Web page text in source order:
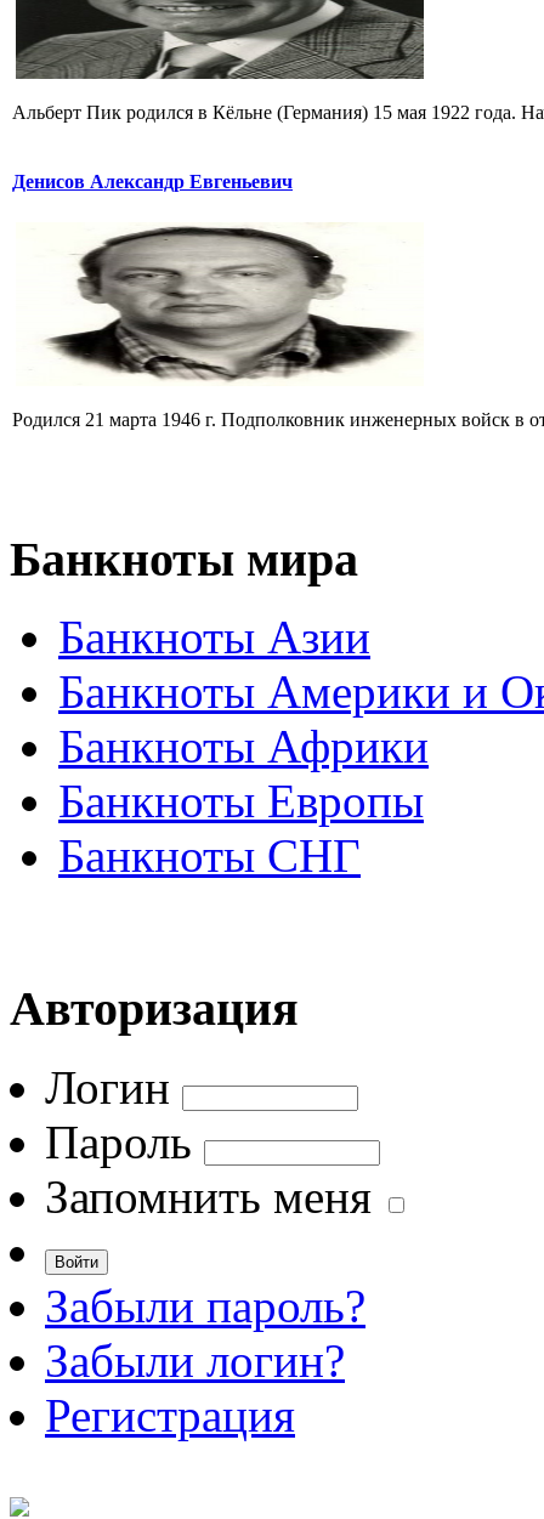
Альберт Пик родился в Кёльне (Германия) 15 мая 1922 года.
Денисов Александр Евгеньевич
Родился 21 марта 1946 г. Подполковник инженерных войск в
Банкноты мира
Банкноты Азии
Банкноты Америки и
Банкноты Африки
Банкноты Европы
Банкноты СНГ
Авторизация
Логин
Пароль
Запомнить меня
Забыли пароль?
Забыли логин?
Регистрация